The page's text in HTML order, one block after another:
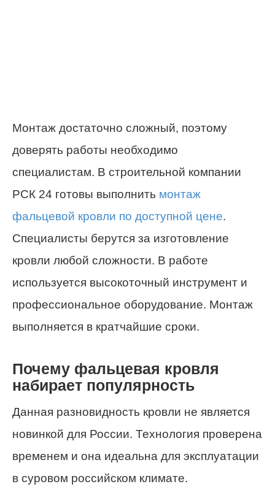
Монтаж достаточно сложный, поэтому
доверять работы необходимо
специалистам. В строительной компании
РСК 24 готовы выполнить монтаж
фальцевой кровли по доступной цене.
Специалисты берутся за изготовление
кровли любой сложности. В работе
используется высокоточный инструмент и
профессиональное оборудование. Монтаж
выполняется в кратчайшие сроки.
Почему фальцевая кровля
набирает популярность
Данная разновидность кровли не является
новинкой для России. Технология проверена
временем и она идеальна для эксплуатации
в суровом российском климате.